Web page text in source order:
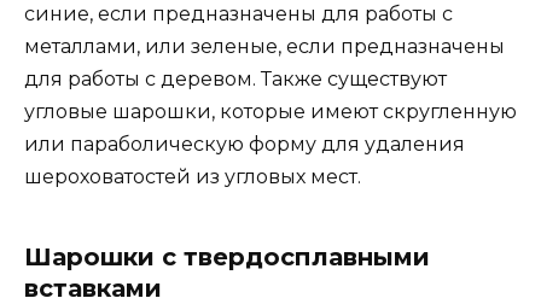
синие, если предназначены для работы с
металлами, или зеленые, если предназначены
для работы с деревом. Также существуют
угловые шарошки, которые имеют скругленную
или параболическую форму для удаления
шероховатостей из угловых мест.
Шарошки с твердосплавными
вставками